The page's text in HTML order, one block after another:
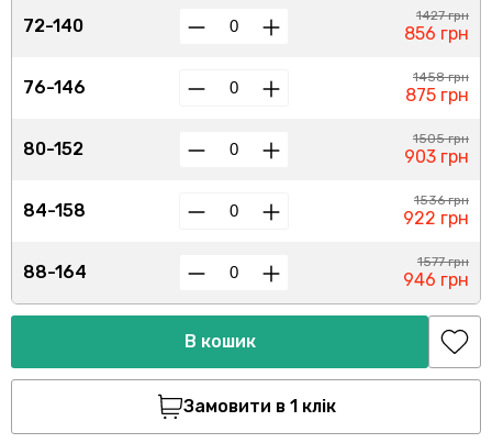
72-140
76-146
80-152
84-158
88-164
1427 грн
856 грн
1458 грн
875 грн
1505 грн
903 грн
1536 грн
922 грн
1577 грн
946 грн
В кошик
Замовити в 1 клік